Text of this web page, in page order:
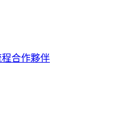
合作夥伴